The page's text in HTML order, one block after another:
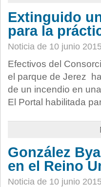
Extinguido
para la
Noticia de 10 junio
Efectivos del
el parque de Jerez
de un incendio en
El Portal habilitada
González
en el Reino
Noticia de 10 junio